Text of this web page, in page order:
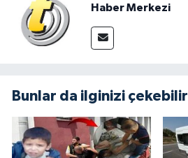
Haber Merkezi
Bunlar da ilginizi çekebilir